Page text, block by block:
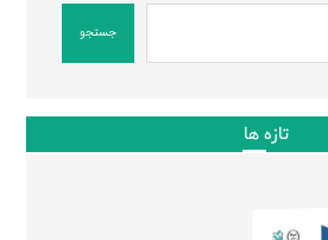
جستجو
تازه ها